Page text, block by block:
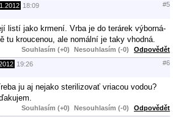
18:09 #5
listí jako krmení. Vrba je do terárek výborná-
tu kroucenou, ale nomální je taky vhodná.
Souhlasím (+0) Nesouhlasím (-0) Odpovědět
19:26 #6
ju aj nejako sterilizovať vriacou vodou?
Souhlasím (+0) Nesouhlasím (-0) Odpovědět